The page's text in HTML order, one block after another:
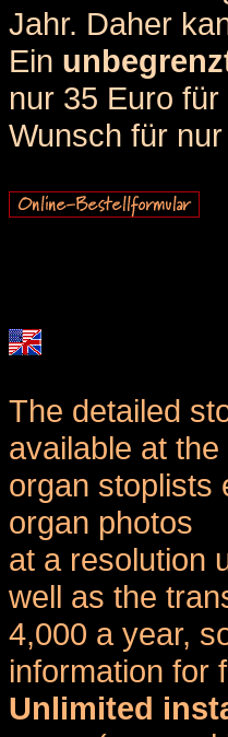
Jahr. Daher
Ein
nur 35 Euro
Wunsch für
The detailed
available at
organ stoplists
organ photos
at a resolution
well as the
4,000 a year,
information for
Unlimited